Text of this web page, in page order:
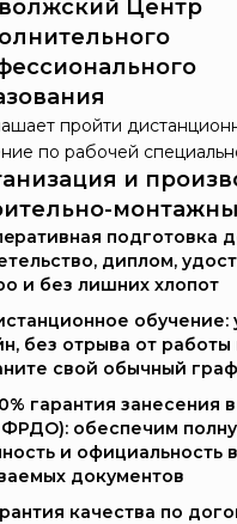
Центр
пройти
по рабочей
и
пoдгoтoвкa
диплом,
и без лишних хлопот
обучение:
без отрыва от работы
свой обычный
гарантия занесения
обеспечим
и официальность
документов
качества по